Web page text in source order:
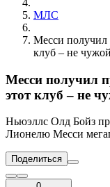
МЛС
Месси получил
клуб – не
Месси получил
этот клуб – не
Ньюэллс Олд Бойз
Лионелю Месси
Поделиться